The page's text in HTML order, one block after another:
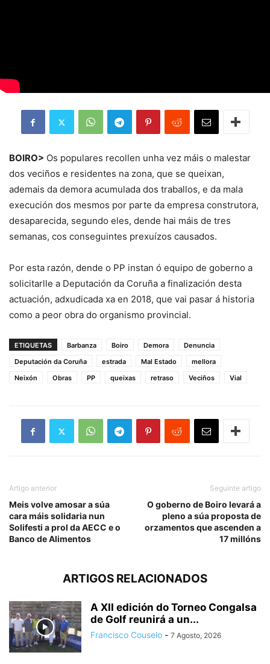
BOIRO> Os populares recollen unha vez máis o malestar
dos veciños e residentes na zona, que se queixan,
ademais da demora acumulada dos traballos, e da mala
execución dos mesmos por parte da empresa construtora,
desaparecida, segundo eles, dende hai máis de tres
semanas, cos conseguintes prexuízos causados.
Por esta razón, dende o PP instan ó equipo de goberno a
solicitarlle a Deputación da Coruña a finalización desta
actuación, adxudicada xa en 2018, que vai pasar á historia
como a peor obra do organismo provincial.
ETIQUETAS Barbanza Boiro Demora
Denuncia
Deputación da Coruña
estrada Mal Estado
mellora
Neixón
Obras PP queixas retraso Veciños Vial
Artigo anterior
Meis volve amosar a súa
cara máis solidaria nun
Solifesti a prol da AECC e o
Banco de Alimentos
Seguinte artigo
O goberno de Boiro levará a
pleno a súa proposta de
orzamentos que ascenden a
17 millóns
ARTIGOS RELACIONADOS
A XII edición do Torneo Congalsa
de Golf reunirá a un...
Francisco Couselo - 7 Agosto, 2026